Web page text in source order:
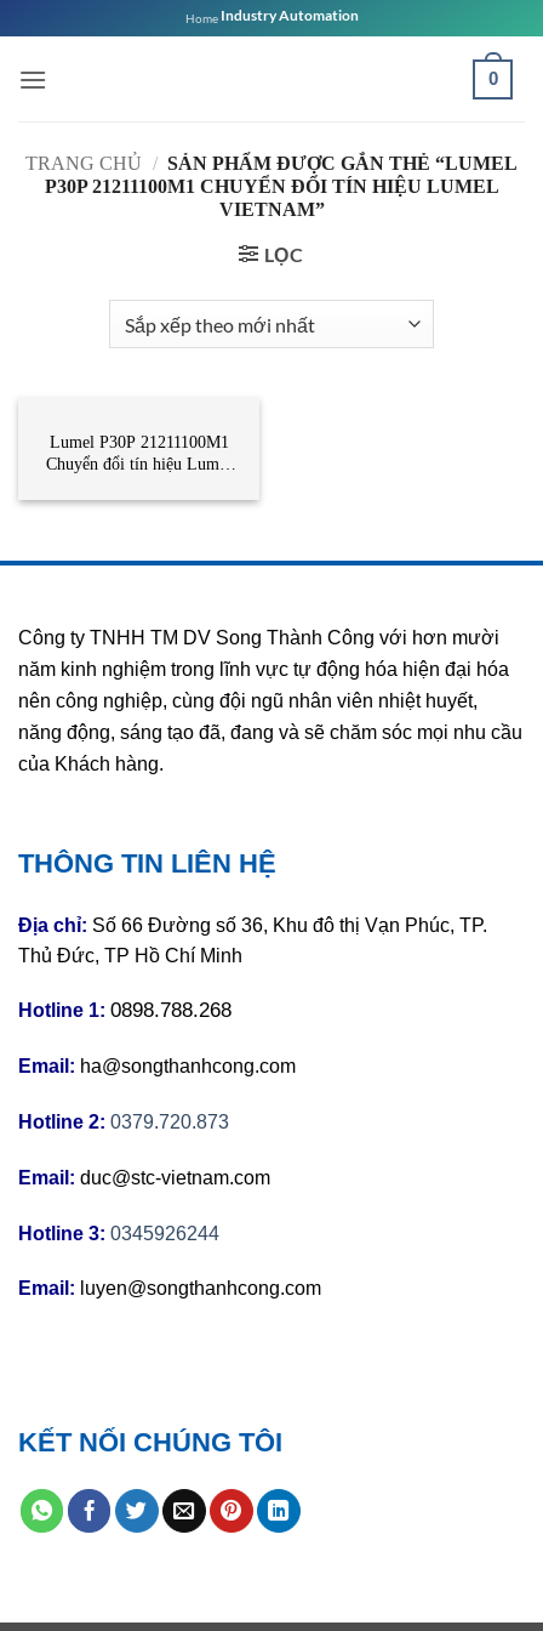
qua
nội
Home Industry Automation
0
TRANG CHỦ / SẢN PHẨM ĐƯỢC GẮN THẺ “LUMEL
P30P 21211100M1 CHUYỂN ĐỔI TÍN HIỆU LUMEL
VIETNAM”
LỌC
Lumel P30P 21211100M1
Chuyển đổi tín hiệu Lumel
Công ty TNHH TM DV Song Thành Công với hơn mười
năm kinh nghiệm trong lĩnh vực tự động hóa hiện đại hóa
nên công nghiệp, cùng đội ngũ nhân viên nhiệt huyết,
năng động, sáng tạo đã, đang và sẽ chăm sóc mọi nhu cầu
của Khách hàng.
THÔNG TIN LIÊN HỆ
Địa chỉ: Số 66 Đường số 36, Khu đô thị Vạn Phúc, TP.
Thủ Đức, TP Hồ Chí Minh
Hotline 1: 0898.788.268
Email: ha@songthanhcong.com
Hotline 2: 0379.720.873
Email: duc@stc-vietnam.com
Hotline 3: 0345926244
Email: luyen@songthanhcong.com
KẾT NỐI CHÚNG TÔI